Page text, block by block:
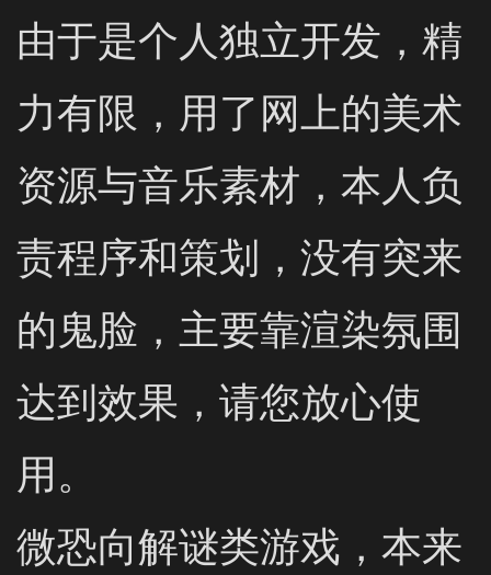
由于是个人独立开发，精
力有限，用了网上的美术
资源与音乐素材，本人负
责程序和策划，没有突来
的鬼脸，主要靠渲染氛围
达到效果，请您放心使
用。
微恐向解谜类游戏，本来